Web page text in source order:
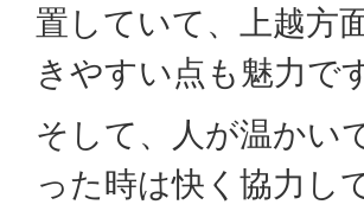
置していて、上越方
きやすい点も魅力で
そして、人が温かい
った時は快く協力し